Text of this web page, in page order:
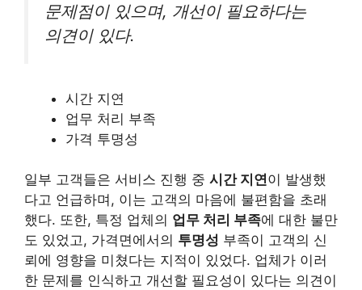
문제점이 있으며, 개선이 필요하다는
의견이 있다.
시간 지연
업무 처리 부족
가격 투명성
일부 고객들은 서비스 진행 중 시간 지연이 발생했
다고 언급하며, 이는 고객의 마음에 불편함을 초래
했다. 또한, 특정 업체의 업무 처리 부족에 대한 불만
도 있었고, 가격면에서의 투명성 부족이 고객의 신
뢰에 영향을 미쳤다는 지적이 있었다. 업체가 이러
한 문제를 인식하고 개선할 필요성이 있다는 의견이